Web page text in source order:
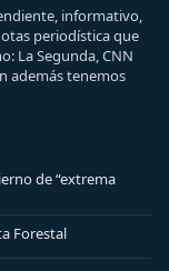
informativo,
periodística que
La Segunda, CNN
además tenemos
de “extrema
Forestal